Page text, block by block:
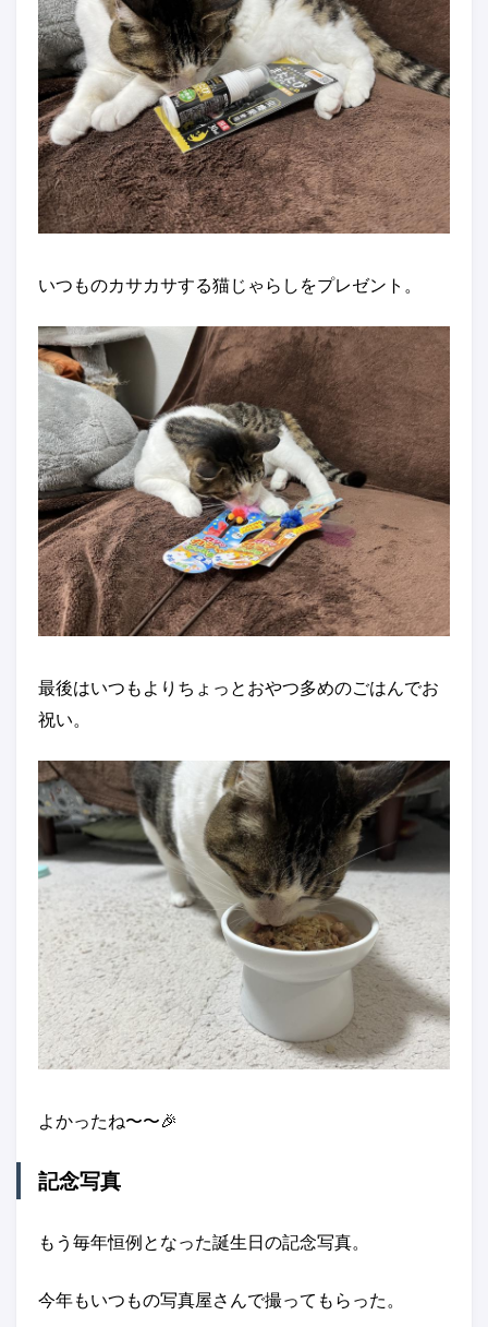
いつものカサカサする猫じゃらしをプレゼント。
最後はいつもよりちょっとおやつ多めのごはんでお
祝い。
よかったね〜〜🎉
記念写真
もう毎年恒例となった誕生日の記念写真。
今年もいつもの写真屋さんで撮ってもらった。